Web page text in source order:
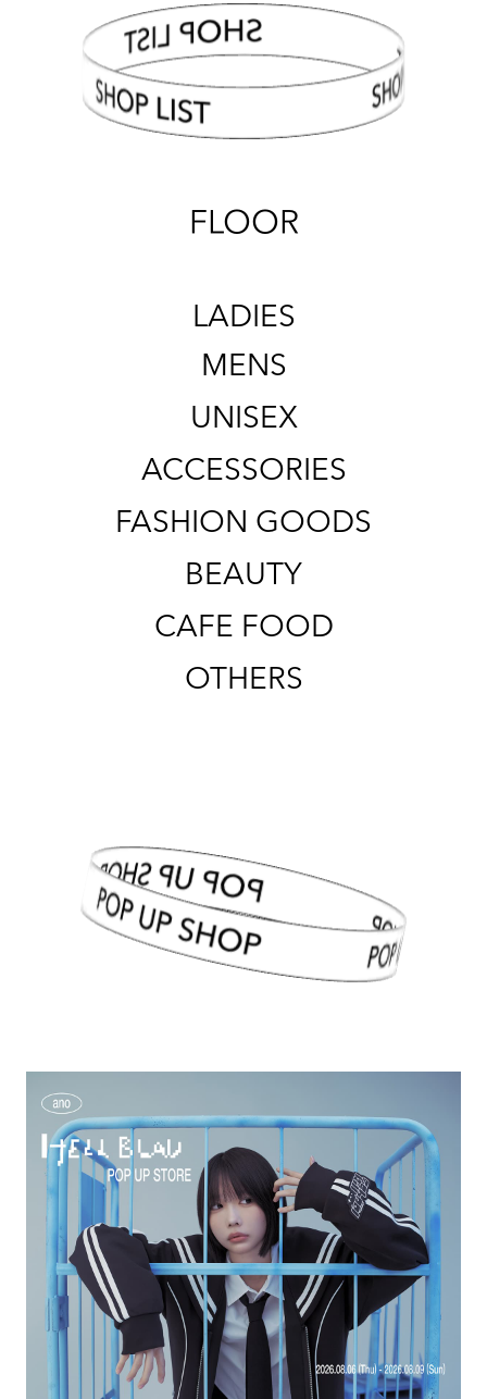
FLOOR
LADIES
MENS
UNISEX
ACCESSORIES
FASHION GOODS
BEAUTY
CAFE FOOD
OTHERS